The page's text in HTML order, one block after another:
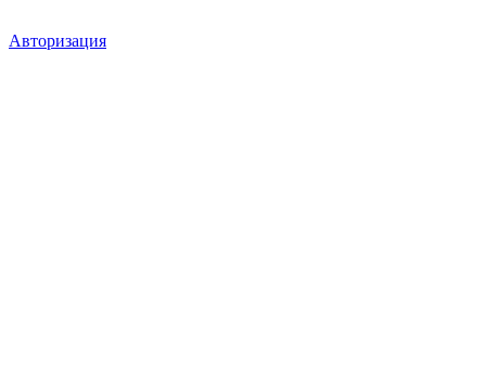
Авторизация